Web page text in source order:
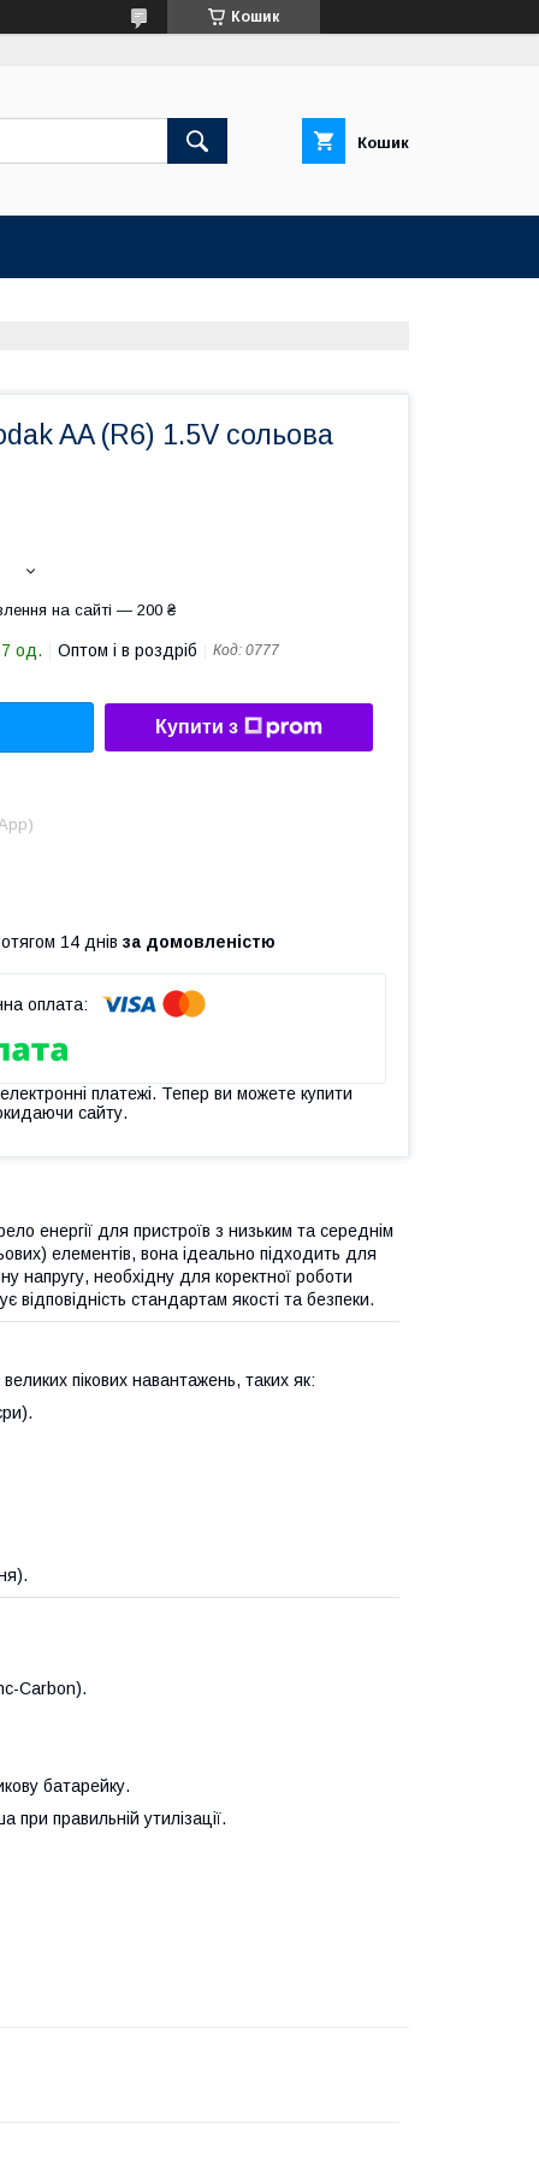
Кошик
Кошик
AA (R6) 1.5V сольова
на сайті — 200 ₴
од. Оптом і в роздріб Код: 0777
Купити з
14 днів за домовленістю
платежі. Тепер ви можете купити
сайту.
енергії для пристроїв з низьким та середнім
елементів, вона ідеально підходить для
напругу, необхідну для коректної роботи
відповідність стандартам якості та безпеки.
пікових навантажень, таких як:
Carbon).
батарейку.
при правильній утилізації.